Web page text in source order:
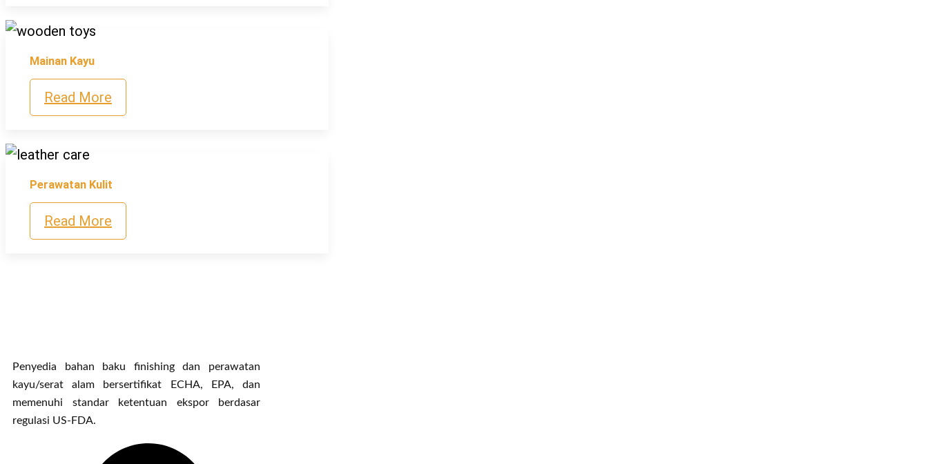
Mainan Kayu
Read More
Perawatan Kulit
Read More
Penyedia bahan baku finishing dan perawatan
kayu/serat alam bersertifikat ECHA, EPA, dan
memenuhi standar ketentuan ekspor berdasar
regulasi US-FDA.